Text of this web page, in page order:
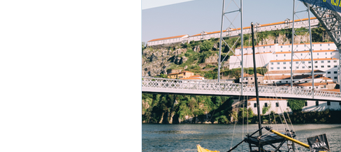
TURISMO DE PORTUGAL PRR